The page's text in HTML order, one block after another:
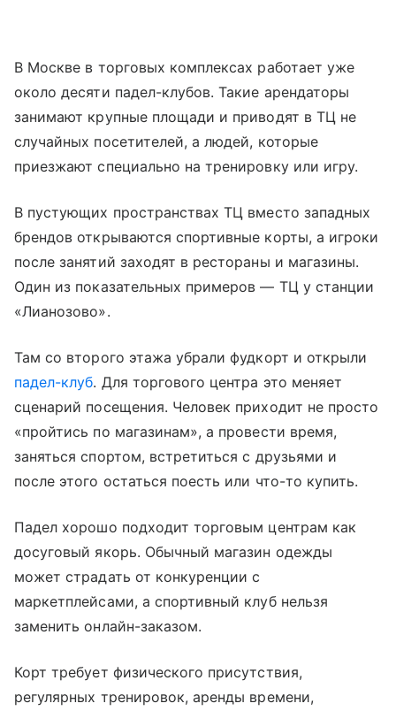
В Москве в торговых комплексах работает уже
около десяти падел-клубов. Такие арендаторы
занимают крупные площади и приводят в ТЦ не
случайных посетителей, а людей, которые
приезжают специально на тренировку или игру.
В пустующих пространствах ТЦ вместо западных
брендов открываются спортивные корты, а игроки
после занятий заходят в рестораны и магазины.
Один из показательных примеров — ТЦ у станции
«Лианозово».
Там со второго этажа убрали фудкорт и открыли
падел-клуб. Для торгового центра это меняет
сценарий посещения. Человек приходит не просто
«пройтись по магазинам», а провести время,
заняться спортом, встретиться с друзьями и
после этого остаться поесть или что-то купить.
Падел хорошо подходит торговым центрам как
досуговый якорь. Обычный магазин одежды
может страдать от конкуренции с
маркетплейсами, а спортивный клуб нельзя
заменить онлайн-заказом.
Корт требует физического присутствия,
регулярных тренировок, аренды времени,